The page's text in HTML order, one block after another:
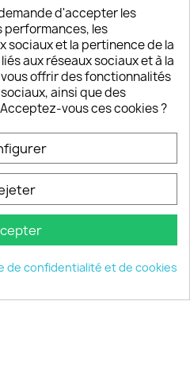
et 94% de nos clients
6/7J de 10h à 18H
keyboard_arrow_down
d'accepter les
performances, les
sociaux et la pertinence de la
aux réseaux sociaux et à la
offrir des fonctionnalités
ainsi que des
vous ces cookies ?
de confidentialité et de cookies